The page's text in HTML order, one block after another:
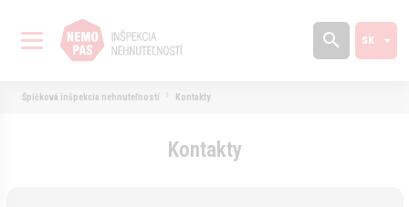
Špičková inšpekcia nehnuteľností Kontakty
Kontakty